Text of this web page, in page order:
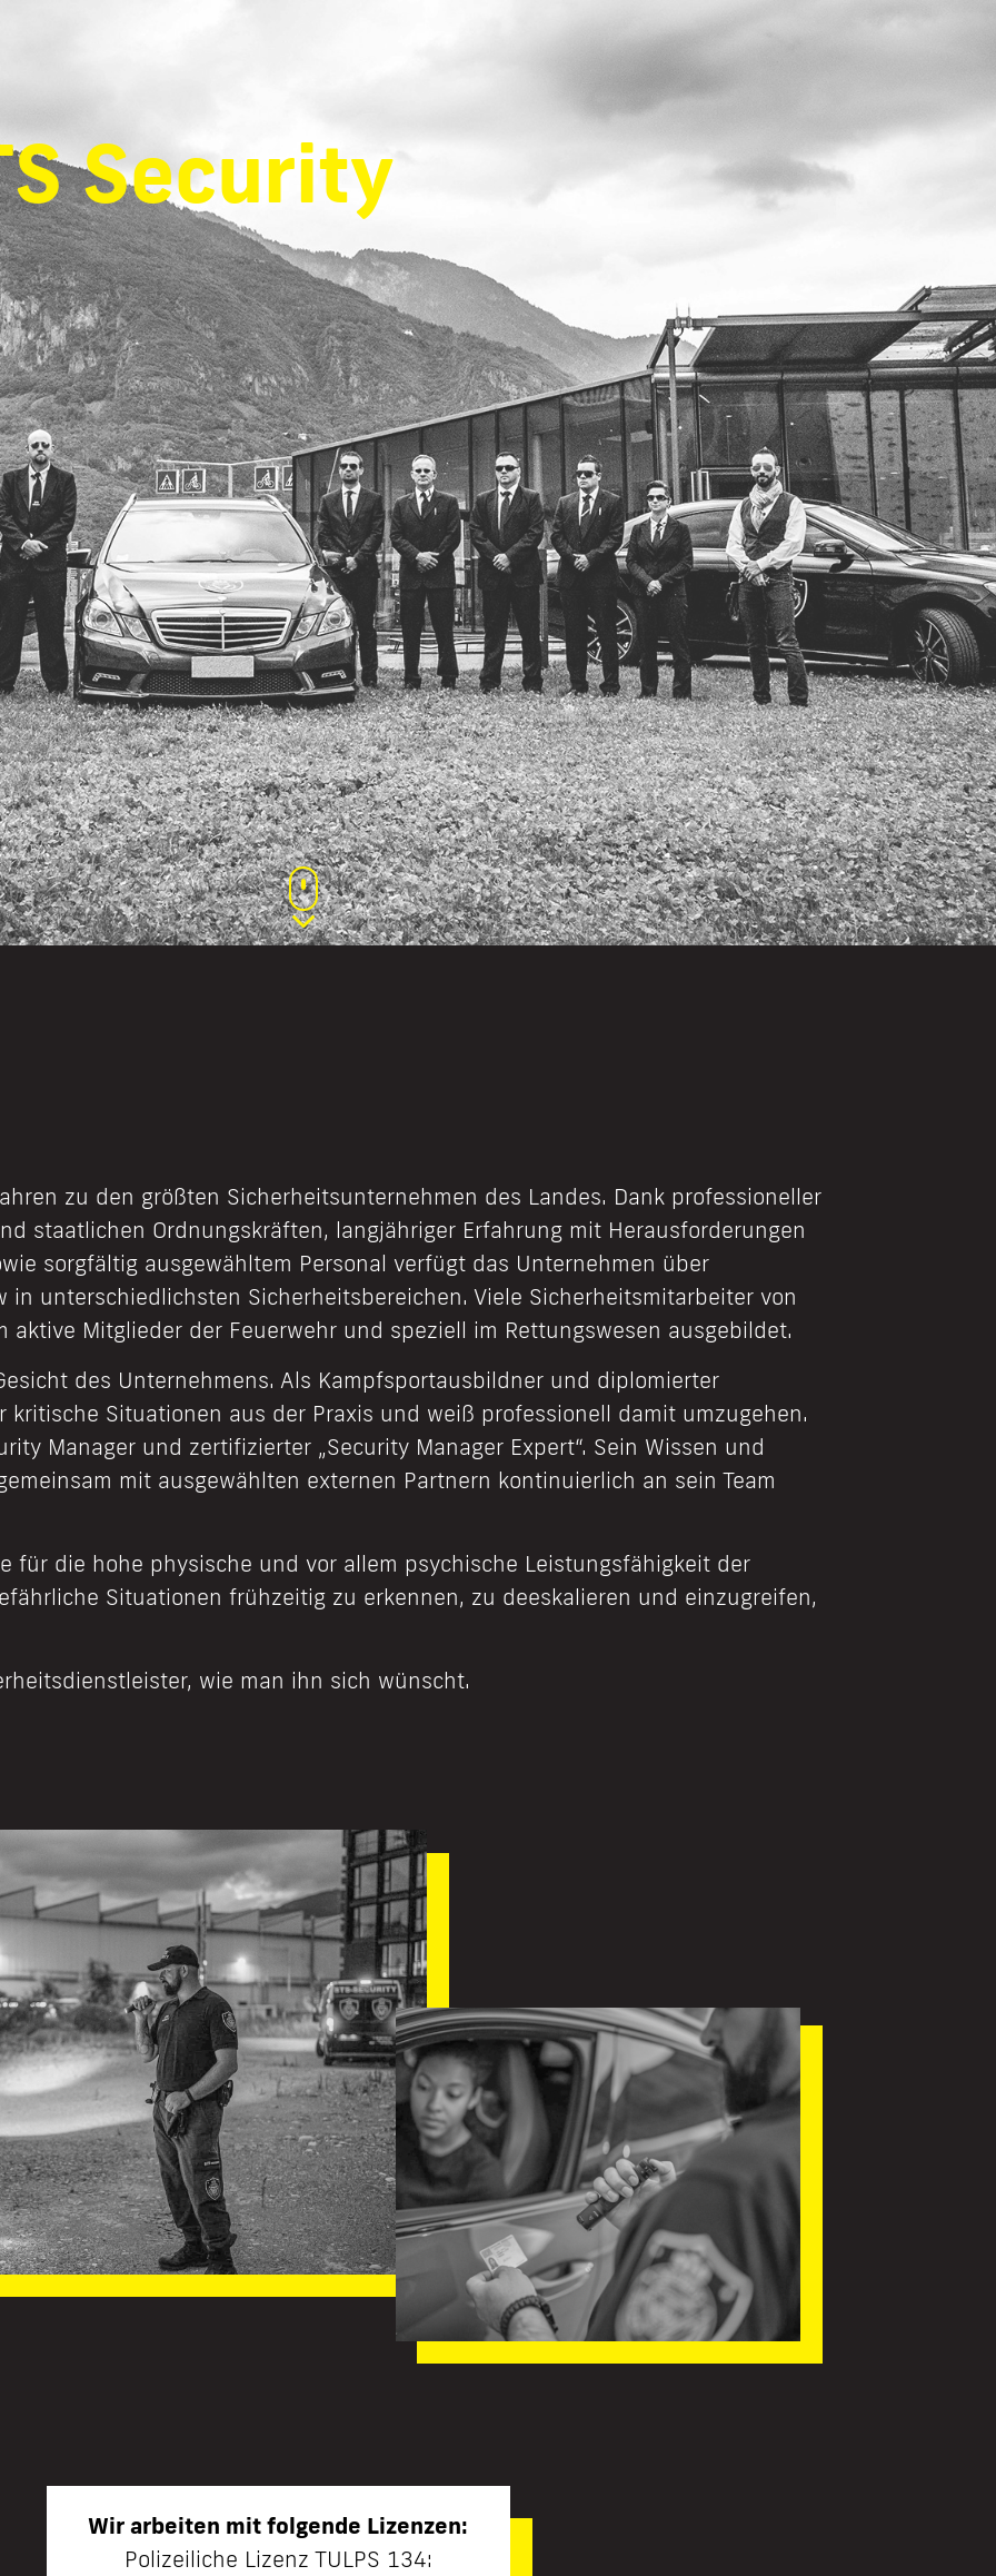
Security
zu den größten Sicherheitsunternehmen des Landes. Dank professioneller
staatlichen Ordnungskräften, langjähriger Erfahrung mit Herausforderungen
sorgfältig ausgewähltem Personal verfügt das Unternehmen über
in unterschiedlichsten Sicherheitsbereichen. Viele Sicherheitsmitarbeiter von
aktive Mitglieder der Feuerwehr und speziell im Rettungswesen ausgebildet.
des Unternehmens. Als Kampfsportausbildner und diplomierter
kritische Situationen aus der Praxis und weiß professionell damit umzugehen.
Manager und zertifizierter „Security Manager Expert“. Sein Wissen und
mit ausgewählten externen Partnern kontinuierlich an sein Team
für die hohe physische und vor allem psychische Leistungsfähigkeit der
Situationen frühzeitig zu erkennen, zu deeskalieren und einzugreifen,
wie man ihn sich wünscht.
Wir arbeiten mit folgende Lizenzen:
Polizeiliche Lizenz TULPS 134: